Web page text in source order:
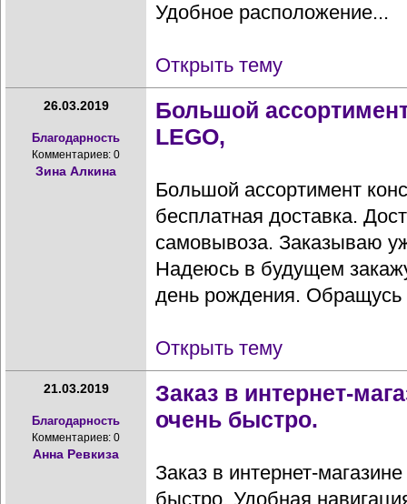
Удобное расположение...
Открыть тему
26.03.2019
Благодарность
Комментариев: 0
Зина Алкина
Большой
LEGO,
Большой ассортимент
бесплатная доставка.
самовывоза. Заказываю
Надеюсь в будущем
день рождения.
Открыть тему
21.03.2019
Благодарность
Комментариев: 0
Анна Ревкиза
Заказ в интернет-
очень быстро.
Заказ в интернет-
быстро. Удобная